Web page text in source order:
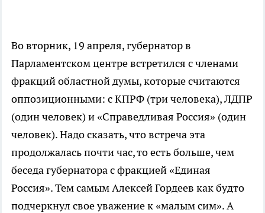
Во вторник, 19 апреля, губернатор в
Парламентском центре встретился с членами
фракций областной думы, которые считаются
оппозиционными: с КПРФ (три человека), ЛДПР
(один человек) и «Справедливая Россия» (один
человек). Надо сказать, что встреча эта
продолжалась почти час, то есть больше, чем
беседа губернатора с фракцией «Единая
Россия». Тем самым Алексей Гордеев как будто
подчеркнул свое уважение к «малым сим». А